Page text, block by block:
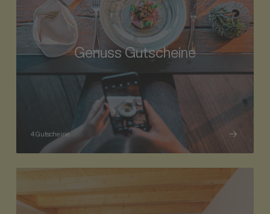
Genuss Gutscheine
4 Gutscheine